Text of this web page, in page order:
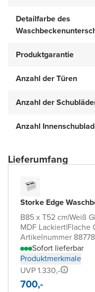
Detailfarbe des
Produktgarantie
Anzahl der Türen
Anzahl der
Anzahl
Lieferumfang
Storke Edge
B85 x T52 cm|Weiß
MDF Lackiert|Flache
Artikelnummer 88778
Sofort lieferbar
Produktmerkmale
UVP 1.330,-
700,-